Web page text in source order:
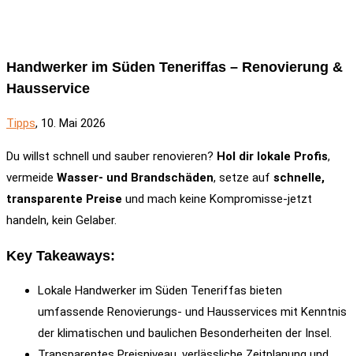
Handwerker im Süden Teneriffas – Renovierung &
Hausservice
Tipps, 10. Mai 2026
Du willst schnell und sauber renovieren? Hol dir lokale Profis,
vermeide Wasser- und Brandschäden, setze auf schnelle,
transparente Preise und mach keine Kompromisse-jetzt
handeln, kein Gelaber.
Key Takeaways:
Lokale Handwerker im Süden Teneriffas bieten
umfassende Renovierungs- und Hausservices mit Kenntnis
der klimatischen und baulichen Besonderheiten der Insel.